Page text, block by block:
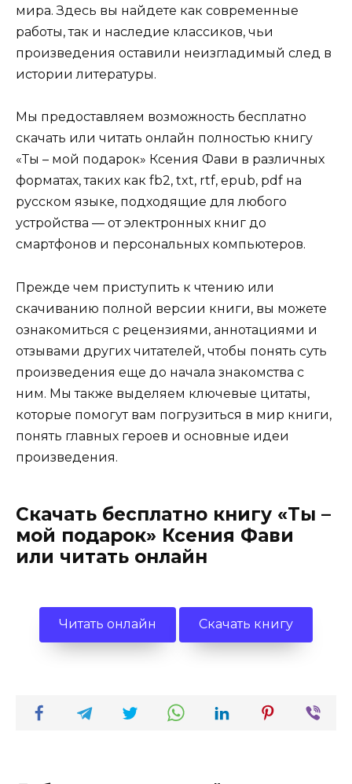
мира. Здесь вы найдете как современные
работы, так и наследие классиков, чьи
произведения оставили неизгладимый след в
истории литературы.
Мы предоставляем возможность бесплатно
скачать или читать онлайн полностью книгу
«Ты – мой подарок» Ксения Фави в различных
форматах, таких как fb2, txt, rtf, epub, pdf на
русском языке, подходящие для любого
устройства — от электронных книг до
смартфонов и персональных компьютеров.
Прежде чем приступить к чтению или
скачиванию полной версии книги, вы можете
ознакомиться с рецензиями, аннотациями и
отзывами других читателей, чтобы понять суть
произведения еще до начала знакомства с
ним. Мы также выделяем ключевые цитаты,
которые помогут вам погрузиться в мир книги,
понять главных героев и основные идеи
произведения.
Скачать бесплатно книгу «Ты –
мой подарок» Ксения Фави
или читать онлайн
Читать онлайн Скачать книгу